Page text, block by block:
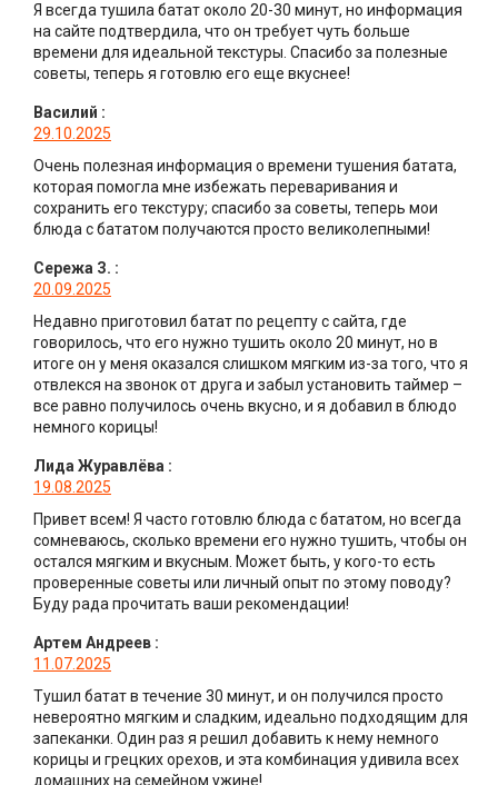
Я всегда тушила батат около 20-30 минут, но информация
на сайте подтвердила, что он требует чуть больше
времени для идеальной текстуры. Спасибо за полезные
советы, теперь я готовлю его еще вкуснее!
Василий :
29.10.2025
Очень полезная информация о времени тушения батата,
которая помогла мне избежать переваривания и
сохранить его текстуру; спасибо за советы, теперь мои
блюда с бататом получаются просто великолепными!
Сережа З. :
20.09.2025
Недавно приготовил батат по рецепту с сайта, где
говорилось, что его нужно тушить около 20 минут, но в
итоге он у меня оказался слишком мягким из-за того, что я
отвлекся на звонок от друга и забыл установить таймер –
все равно получилось очень вкусно, и я добавил в блюдо
немного корицы!
Лида Журавлёва :
19.08.2025
Привет всем! Я часто готовлю блюда с бататом, но всегда
сомневаюсь, сколько времени его нужно тушить, чтобы он
остался мягким и вкусным. Может быть, у кого-то есть
проверенные советы или личный опыт по этому поводу?
Буду рада прочитать ваши рекомендации!
Артем Андреев :
11.07.2025
Тушил батат в течение 30 минут, и он получился просто
невероятно мягким и сладким, идеально подходящим для
запеканки. Один раз я решил добавить к нему немного
корицы и грецких орехов, и эта комбинация удивила всех
домашних на семейном ужине!